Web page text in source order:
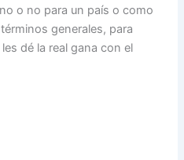
o no para un país o como
generales, para
dé la real gana con el